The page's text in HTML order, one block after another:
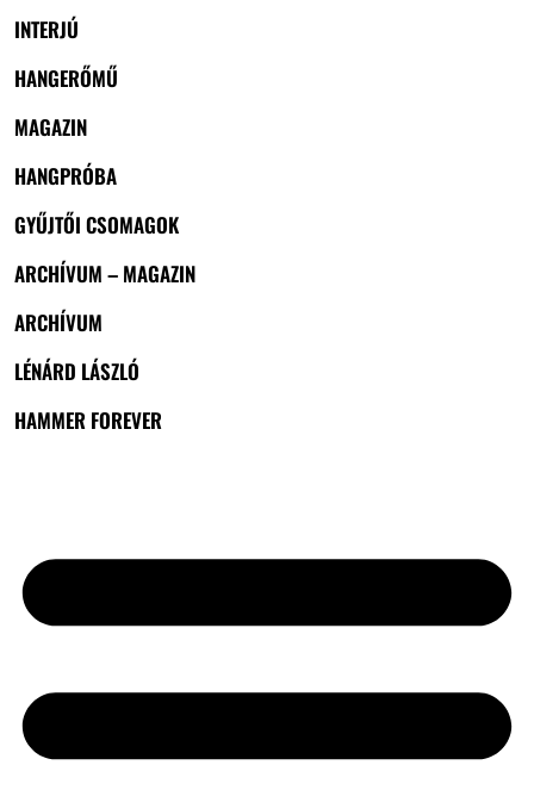
INTERJÚ
HANGERŐMŰ
MAGAZIN
HANGPRÓBA
GYŰJTŐI CSOMAGOK
ARCHÍVUM – MAGAZIN
ARCHÍVUM
LÉNÁRD LÁSZLÓ
HAMMER FOREVER